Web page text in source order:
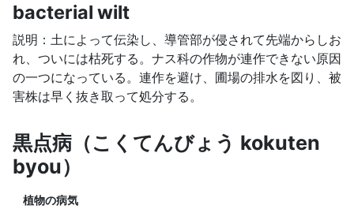
bacterial wilt
説明：土によって伝染し、導管部が侵されて先端からしお
れ、ついには枯死する。ナス科の作物が連作できない原因
の一つになっている。連作を避け、圃場の排水を図り、被
害株は早く抜き取って処分する。
黒点病（こくてんびょう kokuten
byou）
植物の病気